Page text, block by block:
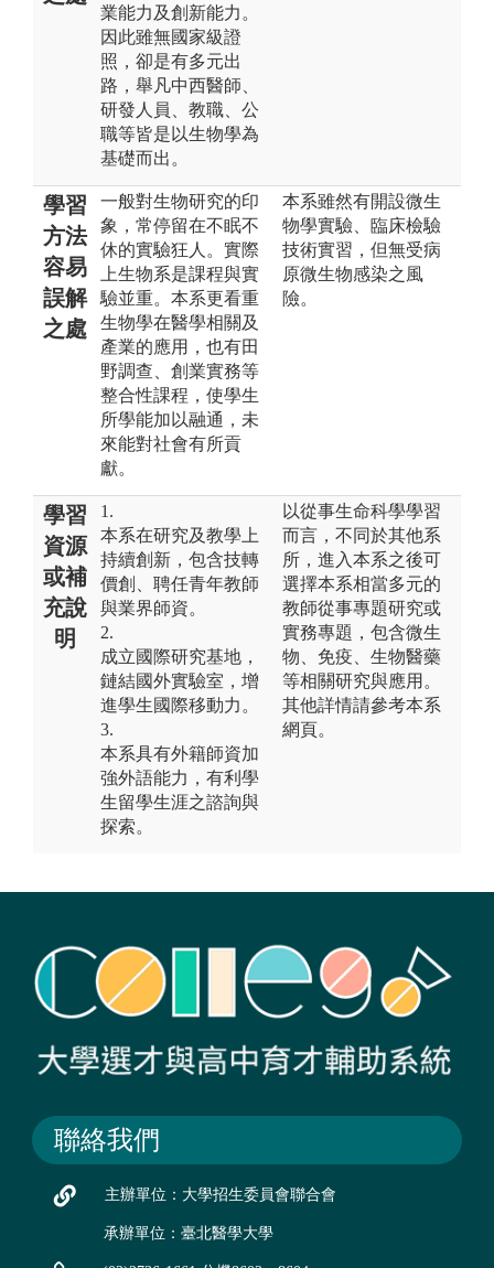
業能力及創新能力。
因此雖無國家級證
照，卻是有多元出
路，舉凡中西醫師、
研發人員、教職、公
職等皆是以生物學為
基礎而出。
學習
方法
容易
誤解
之處
一般對生物研究的印
象，常停留在不眠不
休的實驗狂人。實際
上生物系是課程與實
驗並重。本系更看重
生物學在醫學相關及
產業的應用，也有田
野調查、創業實務等
整合性課程，使學生
所學能加以融通，未
來能對社會有所貢
獻。
本系雖然有開設微生
物學實驗、臨床檢驗
技術實習，但無受病
原微生物感染之風
險。
學習
資源
或補
充說
明
1.
本系在研究及教學上
持續創新，包含技轉
價創、聘任青年教師
與業界師資。
2.
成立國際研究基地，
鏈結國外實驗室，增
進學生國際移動力。
3.
本系具有外籍師資加
強外語能力，有利學
生留學生涯之諮詢與
探索。
以從事生命科學學習
而言，不同於其他系
所，進入本系之後可
選擇本系相當多元的
教師從事專題研究或
實務專題，包含微生
物、免疫、生物醫藥
等相關研究與應用。
其他詳情請參考本系
網頁。
聯絡我們
主辦單位：大學招生委員會聯合會
承辦單位：臺北醫學大學